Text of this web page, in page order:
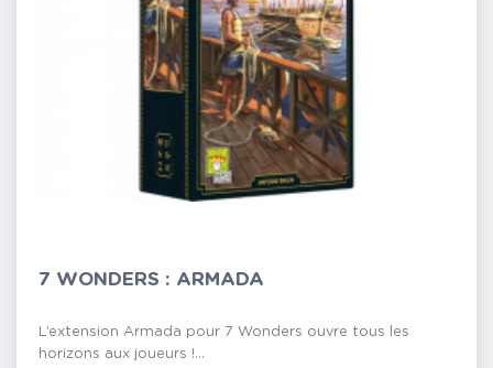
7 WONDERS : ARMADA
L’extension Armada pour 7 Wonders ouvre tous les
horizons aux joueurs !...